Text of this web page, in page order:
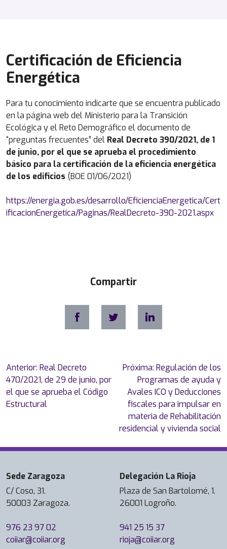
Certificación de Eficiencia
Energética
Para tu conocimiento indicarte que se encuentra publicado
en la página web del Ministerio para la Transición
Ecológica y el Reto Demográfico el documento de
“preguntas frecuentes” del Real Decreto 390/2021, de 1
de junio, por el que se aprueba el procedimiento
básico para la certificación de la eficiencia energética
de los edificios (BOE 01/06/2021)
https://energia.gob.es/desarrollo/EficienciaEnergetica/Cert
ificacionEnergetica/Paginas/RealDecreto-390-2021.aspx
Compartir
Navegación
de
entradas
Anterior: Real Decreto
470/2021, de 29 de junio, por
el que se aprueba el Código
Estructural
Próxima: Regulación de los
Programas de ayuda y
Avales ICO y Deducciones
fiscales para impulsar en
materia de Rehabilitación
residencial y vivienda social
Sede Zaragoza
C/ Coso, 31.
50003 Zaragoza.
976 23 97 02
coiiar@coiiar.org
Delegación La Rioja
Plaza de San Bartolomé, 1.
26001 Logroño.
941 25 15 37
rioja@coiiar.org